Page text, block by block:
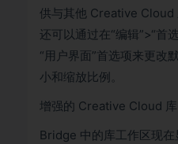
供与其他 Creative Cloud
还可以通过在“编辑”>“首
“用户界面”首选项来更改
小和缩放比例。
增强的 Creative Cloud 库
Bridge 中的库工作区现